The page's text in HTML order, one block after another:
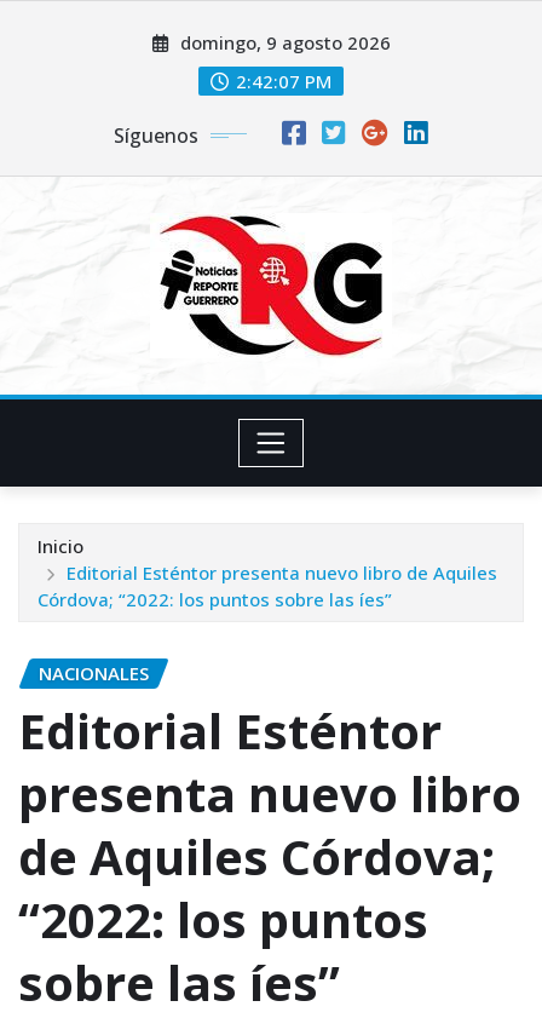
domingo, 9 agosto 2026
2:42:08 PM
Síguenos
Inicio
Editorial Esténtor presenta nuevo libro de Aquiles
Córdova; “2022: los puntos sobre las íes”
NACIONALES
Editorial Esténtor
presenta nuevo libro
de Aquiles Córdova;
“2022: los puntos
sobre las íes”